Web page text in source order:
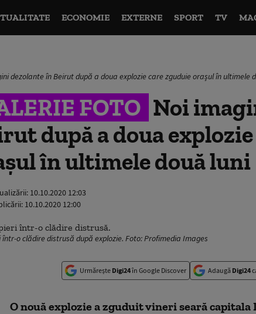
ECONOMIE EXTERNE SPORT TV
dezolante în Beirut după a doua explozie care zguduie orașul în ultimele
FOTO Noi
după a doua
în ultimele două luni
10.10.2020 12:03
10.10.2020 12:00
într-o clădire distrusă după explozie. Foto: Profimedia Images
Urmărește Digi24în Google Discover Adaugă Digi24
O nouă explozie a zguduit vineri seară capitala